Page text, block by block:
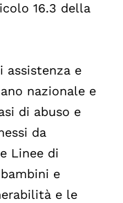
16.3 della
assistenza e
nazionale e
di abuso e
da
Linee di
e
e le